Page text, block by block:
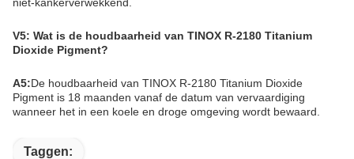
V5: Wat is de houdbaarheid van TINOX R-2180 Titanium
Dioxide Pigment?
A5:De houdbaarheid van TINOX R-2180 Titanium Dioxide
Pigment is 18 maanden vanaf de datum van vervaardiging
wanneer het in een koele en droge omgeving wordt bewaard.
Taggen: